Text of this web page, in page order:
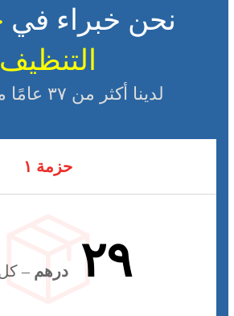
نحن خبراء في
التنظيف
لدينا أكثر من ٣٧ عامًا من الخبرة
حزمة ١
٢٩ درهم –